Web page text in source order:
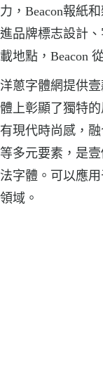
力，Beacon報紙
進品牌標志設計
載地點，Beacon
洋蔥字體網提供壹
體上彰顯了獨特
有現代時尚感，
等多元要素，是
法字體。可以應
領域。